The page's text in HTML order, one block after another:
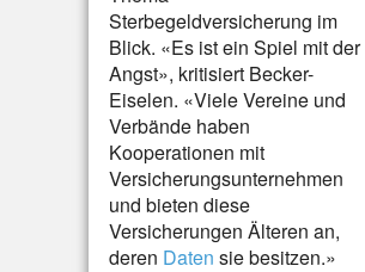
Sterbegeldversicherung im
Blick. «Es ist ein Spiel mit der
Angst», kritisiert Becker-
Eiselen. «Viele Vereine und
Verbände haben
Kooperationen mit
Versicherungsunternehmen
und bieten diese
Versicherungen Älteren an,
deren Daten sie besitzen.»